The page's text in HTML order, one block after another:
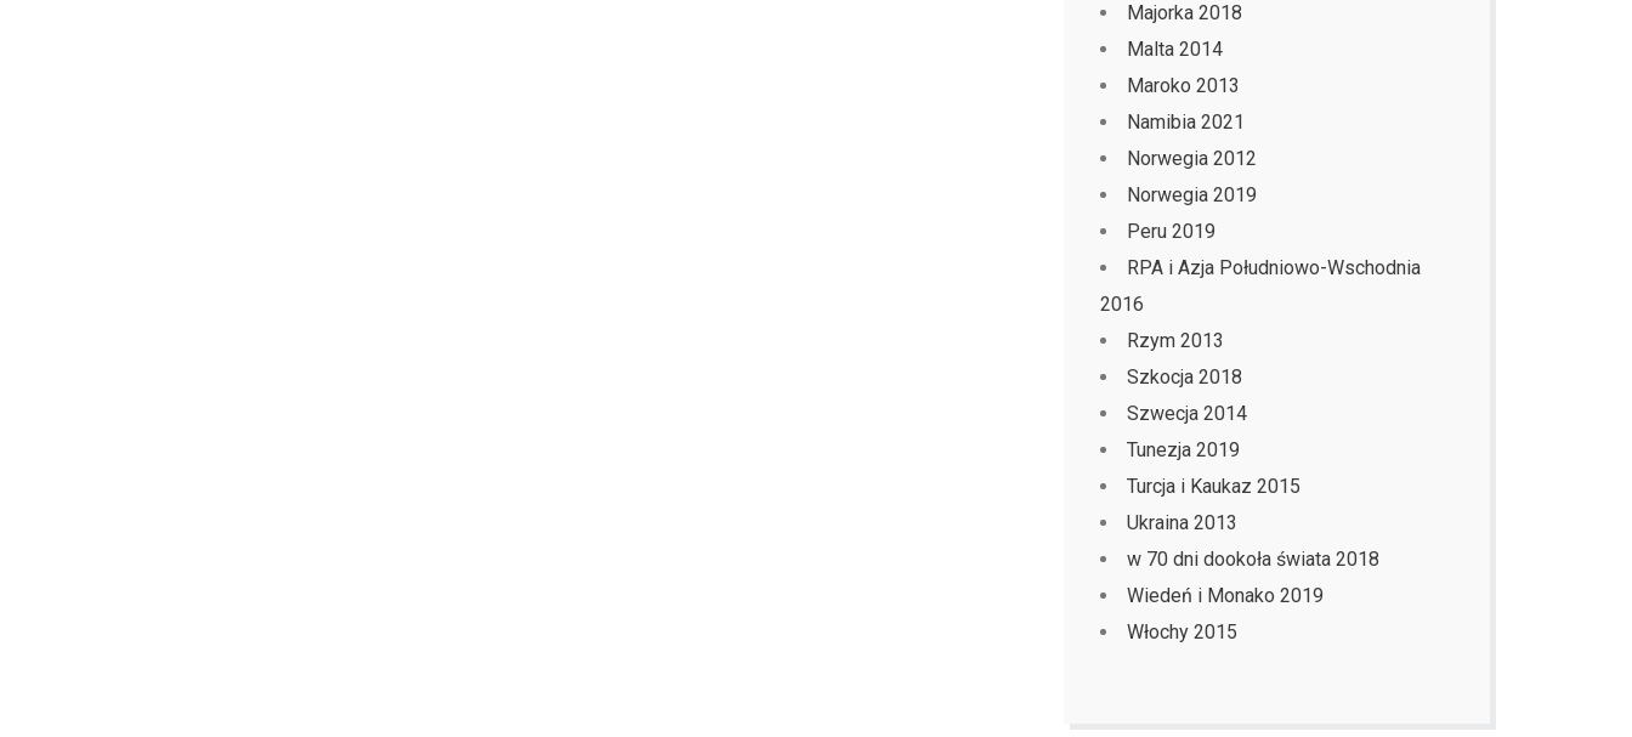
Majorka 2018
Malta 2014
Maroko 2013
Namibia 2021
Norwegia 2012
Norwegia 2019
Peru 2019
RPA i Azja Południowo-Wschodnia
2016
Rzym 2013
Szkocja 2018
Szwecja 2014
Tunezja 2019
Turcja i Kaukaz 2015
Ukraina 2013
w 70 dni dookoła świata 2018
Wiedeń i Monako 2019
Włochy 2015